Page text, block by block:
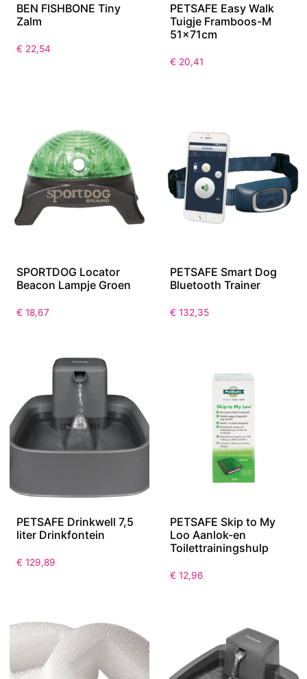
BEN FISHBONE Tiny
Zalm
€ 22,54
PETSAFE Easy Walk
Tuigje Framboos-M
51x71cm
€ 20,41
SPORTDOG Locator
Beacon Lampje Groen
€ 18,67
PETSAFE Smart Dog
Bluetooth Trainer
€ 132,35
PETSAFE Drinkwell 7,5
liter Drinkfontein
€ 129,89
PETSAFE Skip to My
Loo Aanlok-en
Toilettrainingshulp
€ 12,96